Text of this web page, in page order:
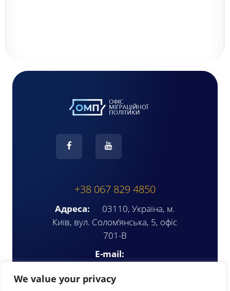
We value your privacy
+38 067 829 4850
Адреса:
03110, Україна, м.
Київ, вул. Солом’янська, 5, офіс
701-В
E-mail: